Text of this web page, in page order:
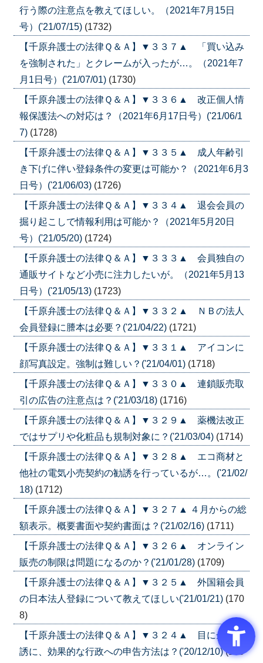
行う際の注意点を教えてほしい。（2021年7月15日
号）('21/07/15) (1732)
【千原弁護士の法律Ｑ＆Ａ】▼３３７▲ 「買い込み
を強制された」とクレームが入ったが…。（2021年7
月1日号）('21/07/01) (1730)
【千原弁護士の法律Ｑ＆Ａ】▼３３６▲ 改正個人情
報保護法への対応は？（2021年6月17日号）('21/06/1
7) (1728)
【千原弁護士の法律Ｑ＆Ａ】▼３３５▲ 成人年齢引
き下げに伴い登録条件の変更は可能か？（2021年6月3
日号）('21/06/03) (1726)
【千原弁護士の法律Ｑ＆Ａ】▼３３４▲ 退会会員の
掘り起こしで情報利用は可能か？（2021年5月20日
号）('21/05/20) (1724)
【千原弁護士の法律Ｑ＆Ａ】▼３３３▲ 会員独自の
通販サイトなど小売に注力したいが。（2021年5月13
日号）('21/05/13) (1723)
【千原弁護士の法律Ｑ＆Ａ】▼３３２▲ ＮＢの法人
会員登録に謄本は必要？('21/04/22) (1721)
【千原弁護士の法律Ｑ＆Ａ】▼３３１▲ アイコンに
顔写真設定。強制は難しい？('21/04/01) (1718)
【千原弁護士の法律Ｑ＆Ａ】▼３３０▲ 連鎖販売取
引の広告の注意点は？('21/03/18) (1716)
【千原弁護士の法律Ｑ＆Ａ】▼３２９▲ 薬機法改正
ではサプリや化粧品も規制対象に？('21/03/04) (1714)
【千原弁護士の法律Ｑ＆Ａ】▼３２８▲ エコ商材と
他社の電気小売契約の勧誘を行っているが…。('21/02/
18) (1712)
【千原弁護士の法律Ｑ＆Ａ】▼３２７▲ ４月からの総
額表示。概要書面や契約書面は？('21/02/16) (1711)
【千原弁護士の法律Ｑ＆Ａ】▼３２６▲ オンライン
販売の制限は問題になるのか？('21/01/28) (1709)
【千原弁護士の法律Ｑ＆Ａ】▼３２５▲ 外国籍会員
の日本法人登録について教えてほしい('21/01/21) (170
8)
【千原弁護士の法律Ｑ＆Ａ】▼３２４▲ 目に余る勧
誘に、効果的な行政への申告方法は？('20/12/10)(170